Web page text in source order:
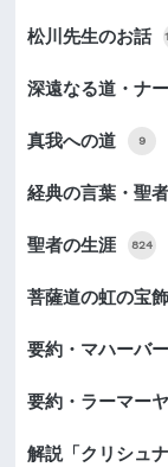
松川先生のお話
深遠なる道・ナ
真我への道 9
経典の言葉・聖
聖者の生涯 824
菩薩道の虹の宝飾
要約・マハーバ
要約・ラーマー
解説「クリシュナ